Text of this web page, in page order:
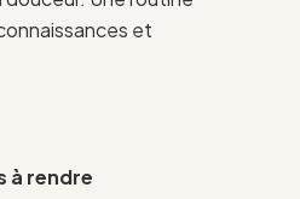
et
à rendre